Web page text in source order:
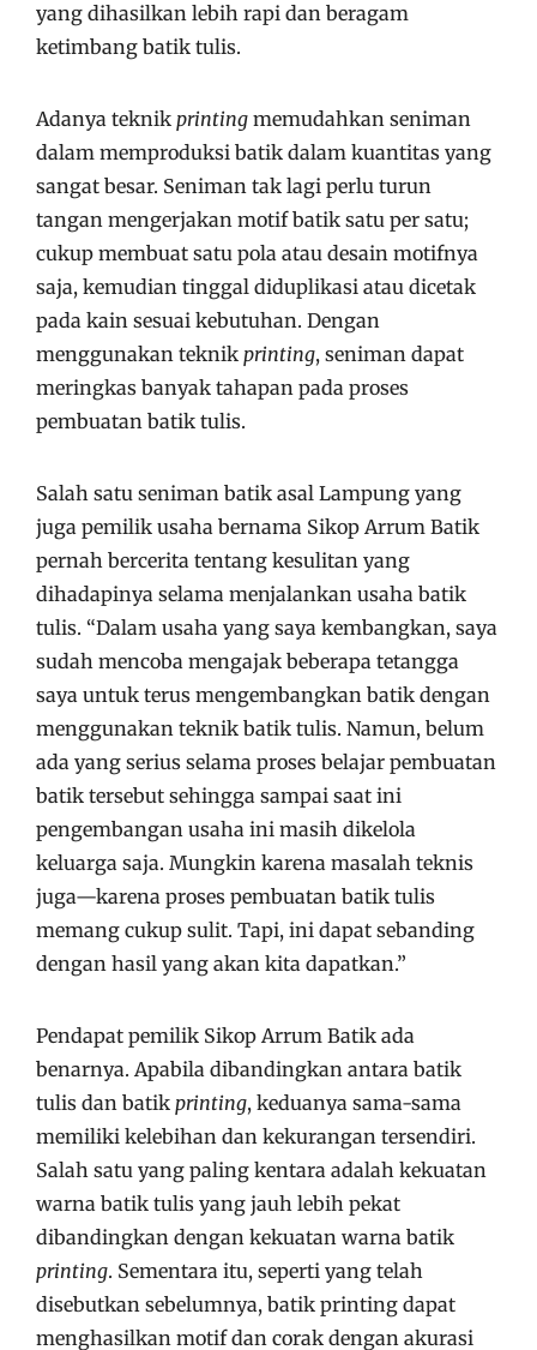
yang dihasilkan lebih rapi dan beragam
ketimbang batik tulis.
Adanya teknik printing memudahkan seniman
dalam memproduksi batik dalam kuantitas yang
sangat besar. Seniman tak lagi perlu turun
tangan mengerjakan motif batik satu per satu;
cukup membuat satu pola atau desain motifnya
saja, kemudian tinggal diduplikasi atau dicetak
pada kain sesuai kebutuhan. Dengan
menggunakan teknik printing, seniman dapat
meringkas banyak tahapan pada proses
pembuatan batik tulis.
Salah satu seniman batik asal Lampung yang
juga pemilik usaha bernama Sikop Arrum Batik
pernah bercerita tentang kesulitan yang
dihadapinya selama menjalankan usaha batik
tulis. “Dalam usaha yang saya kembangkan, saya
sudah mencoba mengajak beberapa tetangga
saya untuk terus mengembangkan batik dengan
menggunakan teknik batik tulis. Namun, belum
ada yang serius selama proses belajar pembuatan
batik tersebut sehingga sampai saat ini
pengembangan usaha ini masih dikelola
keluarga saja. Mungkin karena masalah teknis
juga—karena proses pembuatan batik tulis
memang cukup sulit. Tapi, ini dapat sebanding
dengan hasil yang akan kita dapatkan.”
Pendapat pemilik Sikop Arrum Batik ada
benarnya. Apabila dibandingkan antara batik
tulis dan batik printing, keduanya sama-sama
memiliki kelebihan dan kekurangan tersendiri.
Salah satu yang paling kentara adalah kekuatan
warna batik tulis yang jauh lebih pekat
dibandingkan dengan kekuatan warna batik
printing. Sementara itu, seperti yang telah
disebutkan sebelumnya, batik printing dapat
menghasilkan motif dan corak dengan akurasi